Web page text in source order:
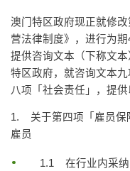
澳门特区政府现正就修
营法律制度》，进行为
提供咨询文本（下称文
特区政府，就咨询文本
八项「社会责任」，提供
1. 关于第四项「雇员保
雇员
1.1 在行业内采纳